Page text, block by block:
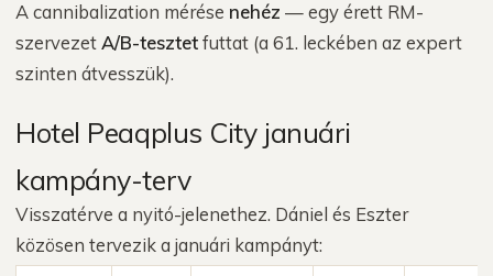
A cannibalization mérése nehéz — egy érett RM-
szervezetA/B-tesztetfuttat (a 61. leckében az expert
szinten átvesszük).
Hotel Peaqplus City januári
kampány-terv
Visszatérve a nyitó-jelenethez. Dániel és Eszter
közösen tervezik a januári kampányt: